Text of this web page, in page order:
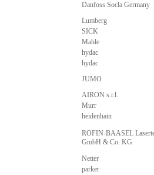
Danfoss Socla Germany
Lumberg
SICK
Mahle
hydac
hydac
JUMO
AIRON s.r.l.
Murr
heidenhain
ROFIN-BAASEL
GmbH & Co. KG
Netter
parker